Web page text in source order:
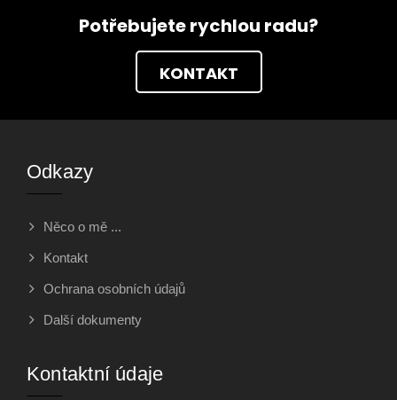
Potřebujete rychlou radu?
KONTAKT
Odkazy
Něco o mě ...
Kontakt
Ochrana osobních údajů
Další dokumenty
Kontaktní údaje